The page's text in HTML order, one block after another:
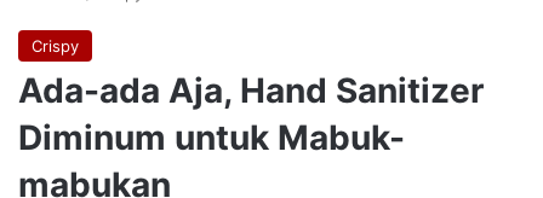
Crispy
Ada-ada Aja, Hand Sanitizer
Diminum untuk Mabuk-
mabukan